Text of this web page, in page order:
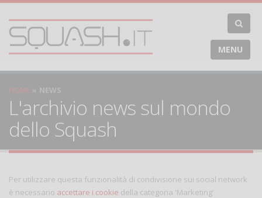
MENU
HOME NEWS
L'archivio news sul mondo
dello Squash
Per utilizzare questa funzionalità di condivisione sui social network
è necessario accettare i cookie della categoria 'Marketing'